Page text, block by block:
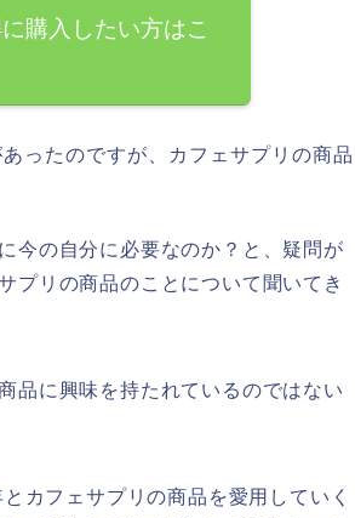
購入したい方はこ
ったのですが、カフェサプリの商品
今の自分に必要なのか？と、疑問が
プリの商品のことについて聞いてき
品に興味を持たれているのではない
カフェサプリの商品を愛用していく